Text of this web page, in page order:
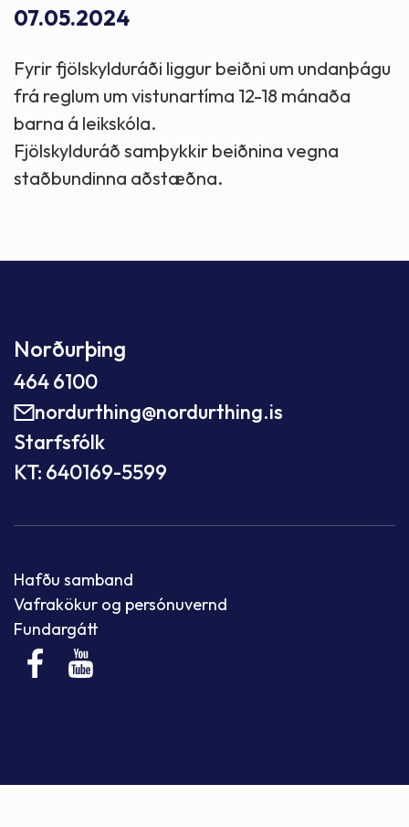
07.05.2024
Fyrir fjölskylduráði liggur beiðni um undanþágu
frá reglum um vistunartíma 12-18 mánaða
barna á leikskóla.
Fjölskylduráð samþykkir beiðnina vegna
staðbundinna aðstæðna.
Norðurþing
464 6100
nordurthing@nordurthing.is
Starfsfólk
KT: 640169-5599
Hafðu samband
Vafrakökur og persónuvernd
Fundargátt